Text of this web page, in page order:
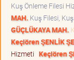
Kuş Önleme Filesi
MAH. Kuş Filesi,
GÜÇLÜKAYA MAH.
Keçiören ŞENLİK
Hizmeti Keçiören